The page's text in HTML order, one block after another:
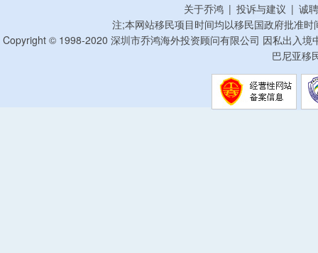
关于乔鸿 | 投诉与建议 | 诚
注;本网站移民项目时间均以移民国政府批准
Copyright © 1998-2020 深圳市乔鸿海外投资顾问有限公司 因私出入
巴尼亚移